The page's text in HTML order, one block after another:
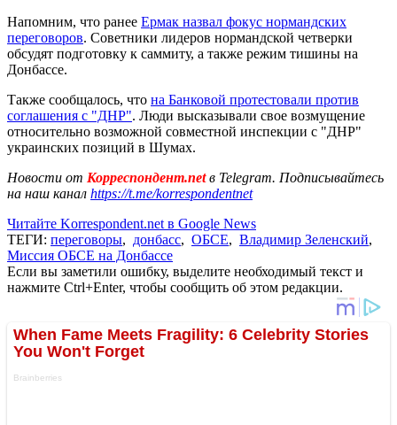
Напомним, что ранее Ермак назвал фокус нормандских
переговоров. Советники лидеров нормандской четверки
обсудят подготовку к саммиту, а также режим тишины на
Донбассе.
Также сообщалось, что на Банковой протестовали против
соглашения с "ДНР". Люди высказывали свое возмущение
относительно возможной совместной инспекции с "ДНР"
украинских позиций в Шумах.
Новости от Корреспондент.netв Telegram. Подписывайтесь
на наш канал https://t.me/korrespondentnet
Читайте Korrespondent.net в Google News
ТЕГИ: переговоры, донбасс, ОБСЕ, Владимир Зеленский,
Миссия ОБСЕ на Донбассе
Если вы заметили ошибку, выделите необходимый текст и
нажмите Ctrl+Enter, чтобы сообщить об этом редакции.